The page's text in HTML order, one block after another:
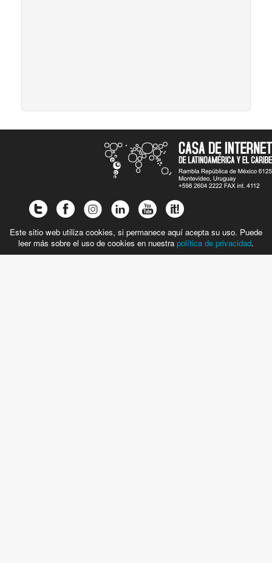
Este sitio web utiliza cookies, si permanece aquí acepta su uso. Puede
leer más sobre el uso de cookies en nuestra política de privacidad.